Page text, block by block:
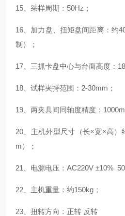
15、采样周期：50Hz；
16、加力盘、扭矩盘间距离：约
制）；
17、三抓卡盘中心与台面高度：
18、试样夹持范围：2-30mm；
19、两夹具间同轴度精度：
20、主机外型尺寸（长×宽×高）
m）；
21、电源电压：AC220V ±10%
22、主机重量：约150kg；
23、扭转方向：正转 反转